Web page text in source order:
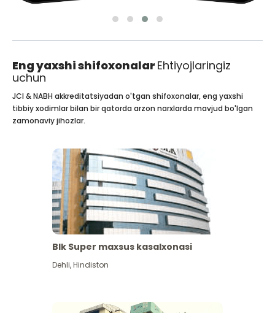
Eng yaxshi shifoxonalar Ehtiyojlaringiz
uchun
JCI & NABH akkreditatsiyadan o'tgan shifoxonalar, eng yaxshi
tibbiy xodimlar bilan bir qatorda arzon narxlarda mavjud bo'lgan
zamonaviy jihozlar.
Blk Super maxsus kasalxonasi
Dehli,Hindiston